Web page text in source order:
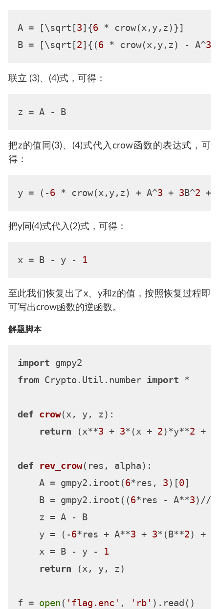
A = [\sqrt[3]{6 * crow(x,y,z)}]
B = [\sqrt[2]{(6 * crow(x,y,z) - A^3
联立 (3)、(4)式，可得：
z = A - B
把z的值同(3)、(4)式代入crow函数的表达式，可
得：
y = (-6 * crow(x,y,z) + A^3 + 3B^2 +
把y同(4)式代入(2)式，可得：
x = B - y - 1
至此我们恢复出了x、y和z的值，按照恢复过程即
可写出crow函数的逆函数。
解题脚本
import
from Crypto.Util.number import *
def crow(x, y, z):
return (x**3 + 3*(x + 2)*y**2 +
def rev_crow( res, alpha):
    A = gmpy2.iroot(
6*res, 3)[0]
    B = gmpy2.iroot((
6*res - A**3)//
    z = A - B
    y = (-
6*res + A**3 + 3*(B**2) +
    x = B - y -
1
return (x, y, z)
f = open ( 'flag.enc' , 'rb' ).read()